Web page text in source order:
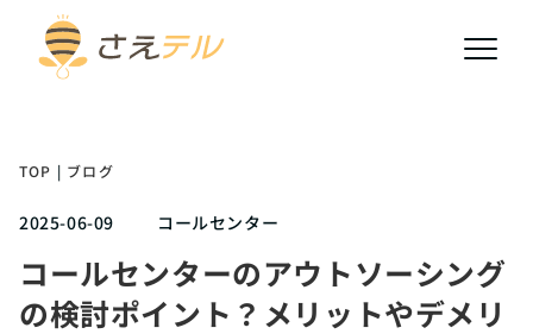
TOP | ブログ
2025-06-09 コールセンター
コールセンターのアウトソーシング
の検討ポイント？メリットやデメリ